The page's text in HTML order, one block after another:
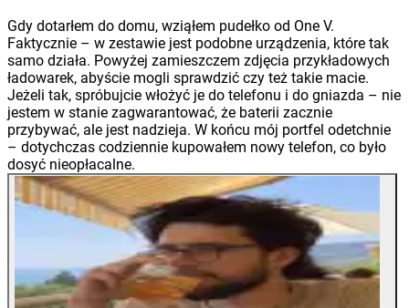
Gdy dotarłem do domu, wziąłem pudełko od One V.
Faktycznie – w zestawie jest podobne urządzenia, które tak
samo działa. Powyżej zamieszczem zdjęcia przykładowych
ładowarek, abyście mogli sprawdzić czy też takie macie.
Jeżeli tak, spróbujcie włożyć je do telefonu i do gniazda – nie
jestem w stanie zagwarantować, że baterii zacznie
przybywać, ale jest nadzieja. W końcu mój portfel odetchnie
– dotychczas codziennie kupowałem nowy telefon, co było
dosyć nieopłacalne.